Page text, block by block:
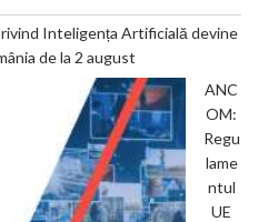
Inteligența Artificială devine
de la 2 august
ANC
OM:
Regu
lame
ntul
UE